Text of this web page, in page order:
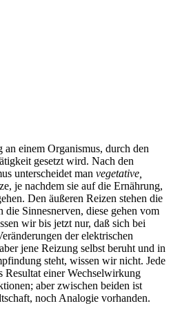
an einem Organismus, durch den
gesetzt wird. Nach den
unterscheidet man vegetative,
je nachdem sie auf die Ernährung,
Den äußeren Reizen stehen die
die Sinnesnerven, diese gehen vom
wir bis jetzt nur, daß sich bei
der elektrischen
jene Reizung selbst beruht und in
steht, wissen wir nicht. Jede
Resultat einer Wechselwirkung
aber zwischen beiden ist
noch Analogie vorhanden.